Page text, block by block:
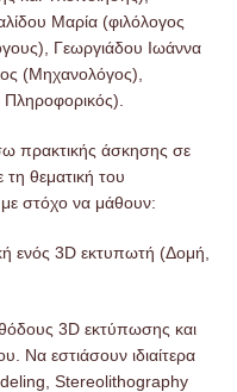
Μαρία (φιλόλογος
Γεωργιάδου Ιωάννα
(Μηχανολόγος),
πρακτικής άσκησης σε
τη θεματική του
στόχο να μάθουν:
ενός 3D εκτυπωτή (Δομή,
3D εκτύπωσης και
Να εστιάσουν ιδιαίτερα
Stereolithography